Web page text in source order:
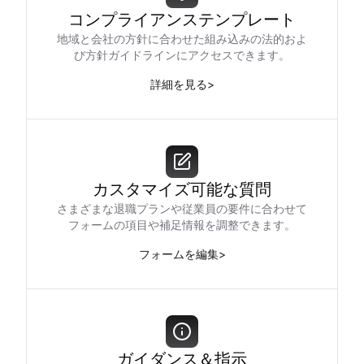
コンプライアンステンプレート
地域と会社の方針に合わせた組み込みの法的およ
び方針ガイドラインにアクセスできます。
詳細を見る>
カスタマイズ可能な質問
さまざまな退職プランや従業員の要件に合わせて
フォームの項目や補足情報を調整できます。
フォームを編集>
ガイダンス＆指示